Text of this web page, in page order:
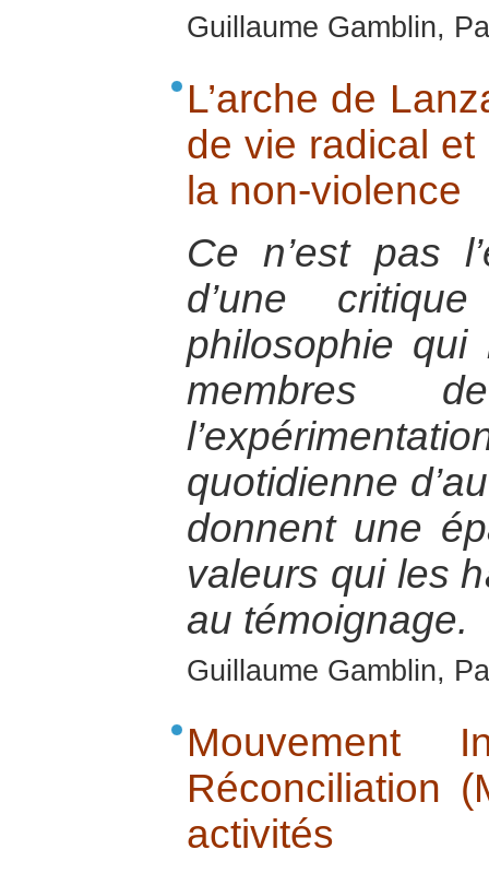
Guillaume Gamblin,
L’arche de
de vie radical
la non-violence
Ce n’est pas
d’une
philosophie qui
membres
quotidienne
donnent une
valeurs qui les
au témoignage.
Guillaume Gamblin,
Mouvement
Réconciliation
activités